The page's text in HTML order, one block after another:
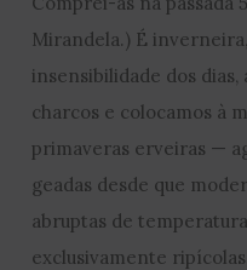
Mirandela.) É
insensibilidade dos
charcos e colocamos à
primaveras erveiras —
geadas desde que
abruptas de
exclusivamente